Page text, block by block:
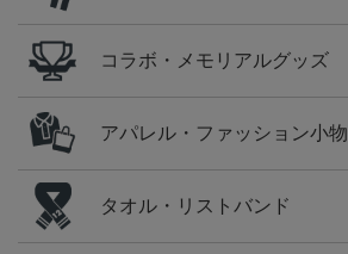
コラボ・メモリアルグッズ
アパレル・ファッション小物
タオル・リストバンド